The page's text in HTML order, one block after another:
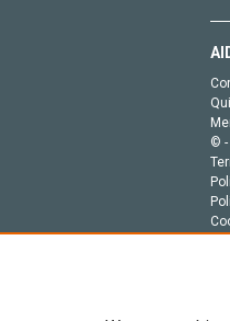
©